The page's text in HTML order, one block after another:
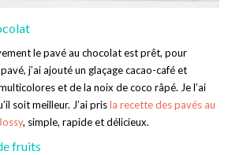
le pavé au chocolat est prêt, pour
j’ai ajouté un glaçage cacao-café et
et de la noix de coco râpé. Je l’ai
soit meilleur. J’ai prisla recette des pavés au
, simple, rapide et délicieux.
fruits